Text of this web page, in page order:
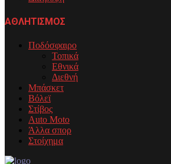
ΑΘΛΗΤΙΣΜΟΣ
Ποδόσφαιρο
Τοπικά
Εθνικά
Διεθνή
Μπάσκετ
Βόλεϊ
Στίβος
Auto Moto
Άλλα σπορ
Στοίχημα